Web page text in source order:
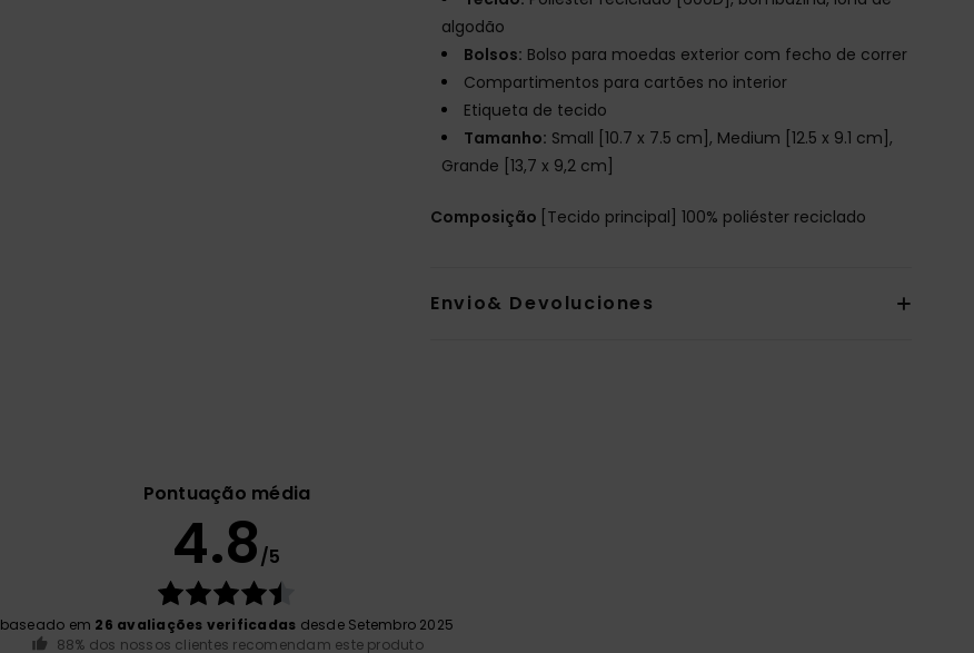
algodão
Bolsos: Bolso para moedas exterior com fecho de correr
Compartimentos para cartões no interior
Etiqueta de tecido
Tamanho: Small [10.7 x 7.5 cm], Medium [12.5 x 9.1 cm],
Grande [13,7 x 9,2 cm]
Composição [Tecido principal] 100% poliéster reciclado
Envio& Devoluciones
Pontuação média
4.8/5
baseado em 26 avaliações verificadas desde Setembro 2025
88% dos nossos clientes recomendam este produto